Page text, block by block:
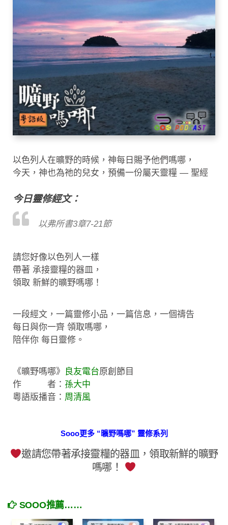
以色列人在曠野的時候，神每日賜予他們嗎哪，
今天，神也為祂的兒女，預備一份屬天靈糧 — 聖經
今日靈修經文：
以弗所書3章7-21節
請您好像以色列人一樣
帶著 承接靈糧的器皿，
領取 新鮮的曠野嗎哪！
一段經文，一篇靈修小品，一篇信息，一個禱告
每日與你一齊 領取嗎哪，
陪伴你 每日靈修。
《曠野嗎哪》 良友電台原創節目
作 者： 孫大中
粵語版播音： 周清風
Sooo更多 “曠野嗎哪” 靈修系列
邀請您帶著承接靈糧的器皿，領取新鮮的曠野
嗎哪！
SOOO推薦……